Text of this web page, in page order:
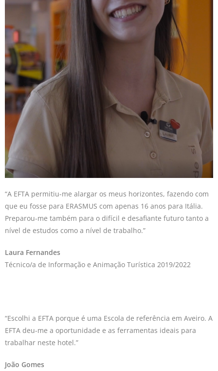
“A EFTA permitiu-me alargar os meus horizontes, fazendo com
que eu fosse para ERASMUS com apenas 16 anos para Itália.
Preparou-me também para o difícil e desafiante futuro tanto a
nível de estudos como a nível de trabalho.”
Laura Fernandes
Técnico/a de Informação e Animação Turística 2019/2022
“Escolhi a EFTA porque é uma Escola de referência em Aveiro. A
EFTA deu-me a oportunidade e as ferramentas ideais para
trabalhar neste hotel.”
João Gomes